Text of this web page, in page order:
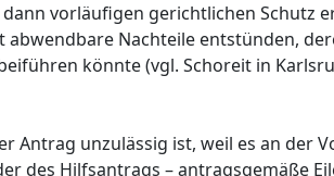
vorläufigen gerichtlichen Schutz
Nachteile entstünden,
könnte (vgl. Schoreit in
Antrag unzulässig ist, weil es an
des Hilfsantrags – antragsgemäße